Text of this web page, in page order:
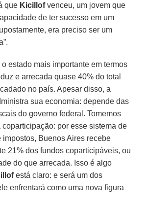
que Kicillofvenceu, um jovem que
de ter sucesso em um
era preciso ser um
o estado mais importante em termos
e arrecada quase 40% do total
no país. Apesar disso, a
sua economia: depende das
do governo federal. Tomemos
coparticipação: por esse sistema de
impostos, Buenos Aires recebe
21% dos fundos coparticipáveis, ou
do que arrecada. Isso é algo
está claro: e será um dos
enfrentará como uma nova figura